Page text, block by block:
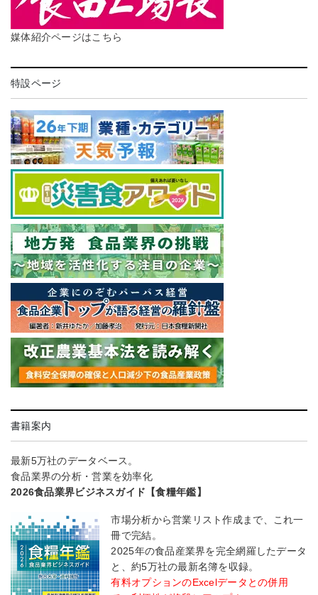
媒体紹介ページはこちら
特設ページ
書籍案内
最新5万社のデータベース。
食品業界の分析・営業を効率化
2026食品業界ビジネスガイド【食糧年鑑】
市場分析から営業リスト作成まで、これ一
冊で完結。
2025年の食品産業界を完全網羅したデータ
と、約5万社の最新名簿を収録。
有料オプションのExcelデータとの併用